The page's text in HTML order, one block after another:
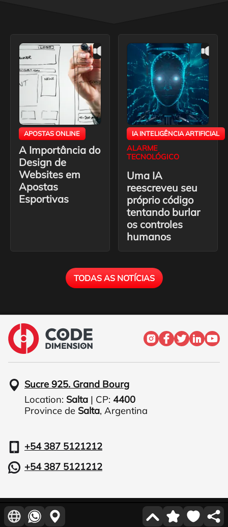
APOSTAS ONLINE
A Importância do
Design de
Websites em
Apostas
Esportivas
IA INTELIGÊNCIA ARTIFICIAL
ALARME
TECNOLÓGICO
Uma IA
reescreveu seu
próprio código
tentando burlar
os controles
humanos
TODAS AS NOTÍCIAS
Sucre 925. Grand Bourg
Location: Salta | CP: 4400
Province de Salta, Argentina
+54 387 5121212
+54 387 5121212